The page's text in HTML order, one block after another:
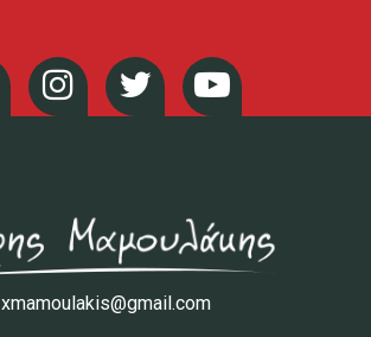
xmamoulakis@gmail.com